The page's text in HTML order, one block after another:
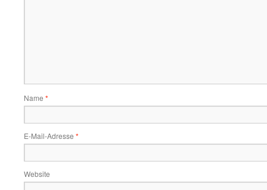
Name *
E-Mail-Adresse *
Website